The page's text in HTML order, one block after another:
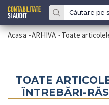
Acasa -ARHIVA -Toate
TOATE
ÎNTREBĂRI-